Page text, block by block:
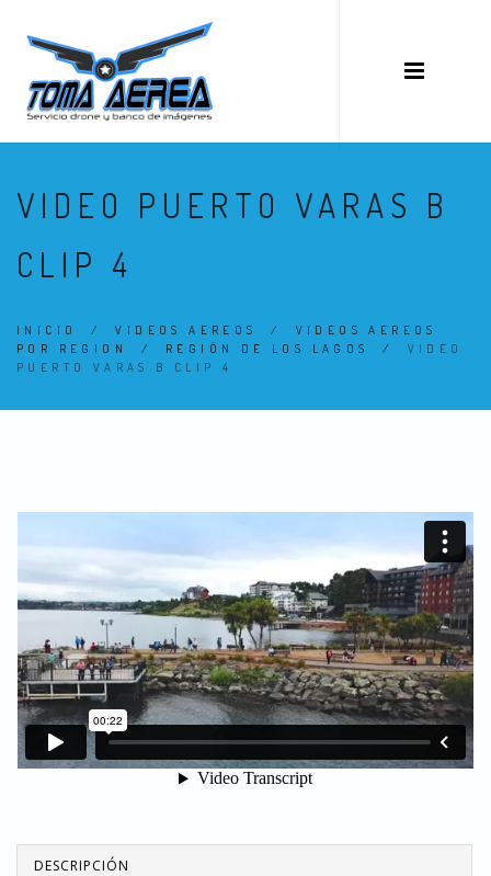
VIDEO PUERTO VARAS B
CLIP 4
INICIO /VIDEOS AEREOS / VIDEOS AEREOS
POR REGION
/ REGIÓN DE LOS LAGOS / VIDEO
PUERTO VARAS B CLIP 4
DESCRIPCIÓN